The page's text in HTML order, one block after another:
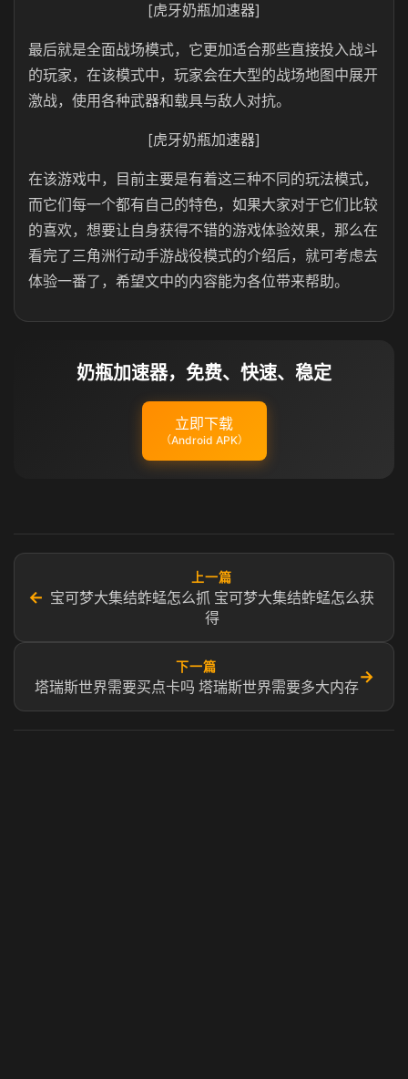
[虎牙奶瓶加速器]
最后就是全面战场模式，它更加适合那些直接投入战斗
的玩家，在该模式中，玩家会在大型的战场地图中展开
激战，使用各种武器和载具与敌人对抗。
[虎牙奶瓶加速器]
在该游戏中，目前主要是有着这三种不同的玩法模式，
而它们每一个都有自己的特色，如果大家对于它们比较
的喜欢，想要让自身获得不错的游戏体验效果，那么在
看完了三角洲行动手游战役模式的介绍后，就可考虑去
体验一番了，希望文中的内容能为各位带来帮助。
奶瓶加速器，免费、快速、稳定
立即下载
（Android APK）
←
上一篇
宝可梦大集结蚱蜢怎么抓 宝可梦大集结蚱蜢怎么获
得
下一篇
塔瑞斯世界需要买点卡吗 塔瑞斯世界需要多大内存
→